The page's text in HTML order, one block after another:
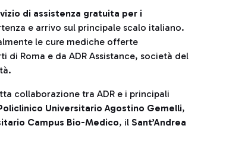
di assistenza gratuita per i
e arrivo sul principale scalo italiano.
le cure mediche offerte
Roma e da ADR Assistance, società del
collaborazione tra ADR e i principali
Universitario Agostino Gemelli,
Campus Bio-Medico, il Sant’Andrea